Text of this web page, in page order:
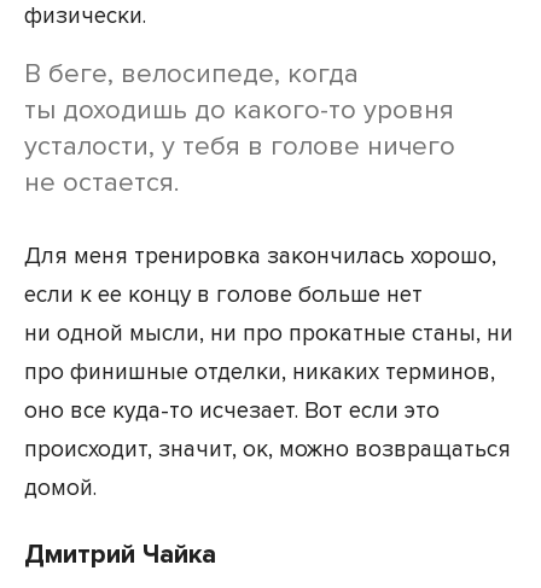
физически.
В беге, велосипеде, когда
ты доходишь до какого-то уровня
усталости, у тебя в голове ничего
не остается.
Для меня тренировка закончилась хорошо,
если к ее концу в голове больше нет
ни одной мысли, ни про прокатные станы, ни
про финишные отделки, никаких терминов,
оно все куда-то исчезает. Вот если это
происходит, значит, ок, можно возвращаться
домой.
Дмитрий Чайка